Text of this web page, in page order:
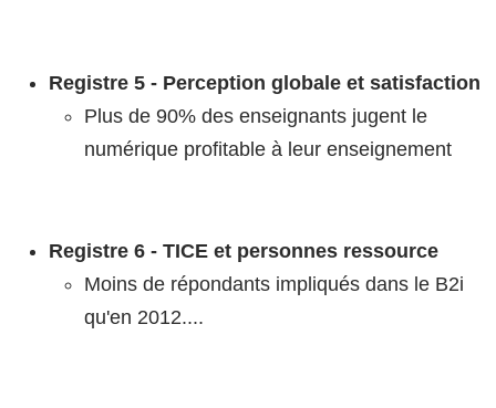
Registre 5 - Perception globale et satisfaction
Plus de 90% des enseignants jugent le
numérique profitable à leur enseignement
Registre 6 - TICE et personnes ressource
Moins de répondants impliqués dans le B2i
qu'en 2012....